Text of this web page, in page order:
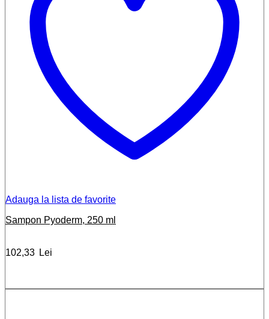
Adauga la lista de favorite
Sampon Pyoderm, 250 ml
102,33 Lei